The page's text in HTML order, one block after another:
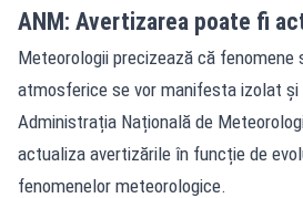
ANM: Avertizarea poate fi
Meteorologii precizează că
atmosferice se vor manifesta izolat
Administrația Națională de
actualiza avertizările în funcție de
fenomenelor meteorologice.